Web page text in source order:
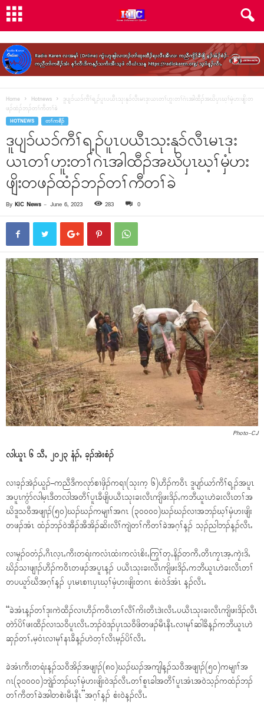
Home Hotnews
ဒူပျ၁်ယ၁်ကီၢ်ရ့ၣ်ပူၤပယီၤသုးနု၁်လီၤမၤဒုးယၤတၢ်ဟူးတၢ်ဂဲၤအါထီၣ်အဃိၦၤဃ့ၢ်မှံဟးဖျိးတ
ဖၣ်ထံၣ်ဘၣ်တၢ်ကီတၢ်ခဲ
HOTNEWS တၢ်ကစီၣ်
ဒူပျ၁်ယ၁်ကီၢ်ရ့ၣ်ပူၤပယီၤသုးနု၁်လီၤမၤဒုး
ယၤတၢ်ဟူးတၢ်ဂဲၤအါထီၣ်အဃိၦၤဃ့ၢ်မှံဟး
ဖျိးတဖၣ်ထံၣ်ဘၣ်တၢ်ကီတၢ်ခဲ
By KIC News - June 6, 2023 283 0
Photo-CJ
လါယူၤ ၆ သီႇ ၂၀၂၃ နံၣ်ႇ ခ့ၣ်အဲးစံၣ်
လၢခ့ၣ်အဲၣ်ယူၣ်–ကညီဒီကလုာ်စၢဖှိၣ်ကရၢ(သုးက့ ၆)ဟီၣ်က၀ီၤ ဒူပျာ်ယာ်ကီၢ်ရ့ၣ်အပူၤ
အပူၤကွံာ်လါမ့ၤဒီတလါအတီၢ်ပူၤခီဖျိပယီၤသုးခးလီၤကျိဖးဒိၣ်ႇကဘီယူၤဟဲခးလီၤတၢ်အ
ဃိဒူသ၀ီအဖျၢၣ်(၅၀)ဃၣ်ဃၣ်ကမျၢၢ်အဂၤ (၃၀၀၀၀)ဃၣ်ဃၣ်လၢအဘၣ်ဃ့ၢ်မှံဟးဖျိး
တဖၣ်အံၤ ထံၣ်ဘၣ်၀ဲအီၣ်အီအိၣ်ဆိးလီၢ်ကျဲတၢ်ကီတၢ်ခဲအဂ့ၢ်န့ၣ် သ့ၣ်ညါဘၣ်န့ၣ်လီၤႉ
လၢမၠၣ်၀တံၣ်ႇဂီၤလ့ၤႇကီးတရံးကလံၤထံးကလံၤစိးႇကြုၢ်တုႇနိၣ်တကီႇတီၤကၠၤအ့ႇကၠဲးဒိႇ
ဃိၣ်သၢဖျၢၣ်ဟီၣ်က၀ီၤတဖၣ်အပူၤန့ၣ် ပယီၤသုးခးလီၤကျိဖးဒိၣ်ႇကဘီယူၤဟဲခးလီၤတၢ်
တပယူာ်ဃီအဂ့ၢ်န့ၣ် ၦၤမၤစၢၤၦၤဃ့ၢ်မှံဟးဖျိးတဂၤ စံး၀ဲဒ်အံၤ န့ၣ်လီၤႉ
“ခဲအံၤန့ၣ်တၢ်ဒုးကဲထီၣ်လၢဟီၣ်က၀ီၤတၢ်လီၢ်ကိးတီၤဒဲးလီၤႉပယီၤသုးခးလီၤကျိဖးဒိၣ်လီၤ
တဲာ်ပိၢ်ဖးထီၣ်လၢသ၀ီပူၤလီၤႉဘၣ်၀ဲဒၣ်ၦၤသ၀ီဖိတဖၣ်မီၤနီၤႉလၢမုၢ်ဆါခီန့ၣ်ကဘီယူၤဟဲ
ဆှၣ်တၢ်ႇမ့၀ံၤလၢမုၢ်နၤခီန့ၣ်ဟဲတ့ၢ်လီၤမ့ၣ်ပိၢ်လီၤႉ
ခဲအံၤကီးတရံးန့ၣ်သ၀ီအိၣ်အဖျၢၣ်(၈၀)ဃၣ်ဃၣ်အကျါန့ၣ်သ၀ီအဖျၢၣ်(၅၀)ကမျၢၢ်အ
ဂၤ(၃၀၀၀၀)ဘျဲၣ်ဘၣ်ဃ့ၢ်မှံဟးဖျိး၀ဲဒၣ်လီၤႉတၢ်စူၤခါအတီၢ်ပူၤအံၤအ၀ဲသ့ၣ်ကထံၣ်ဘၣ်
တၢ်ကီတၢ်ခဲအါတစဲးမီၤနီၤ”အဂ့ၢ်န့ၣ် စံး၀ဲန့ၣ်လီၤႉ